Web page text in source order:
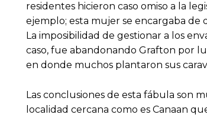
residentes hicieron caso omiso a la
ejemplo; esta mujer se encargaba de
La imposibilidad de gestionar a los
caso, fue abandonando Grafton por
en donde muchos plantaron sus
Las conclusiones de esta fábula son
localidad cercana como es Canaan